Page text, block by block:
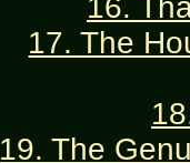
16.
17. The
19. The